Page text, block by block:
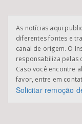
As notícias aqui
diferentes fontes e
canal de origem. O
responsabiliza pelas
Caso você encontre
favor, entre em
Solicitar remoção